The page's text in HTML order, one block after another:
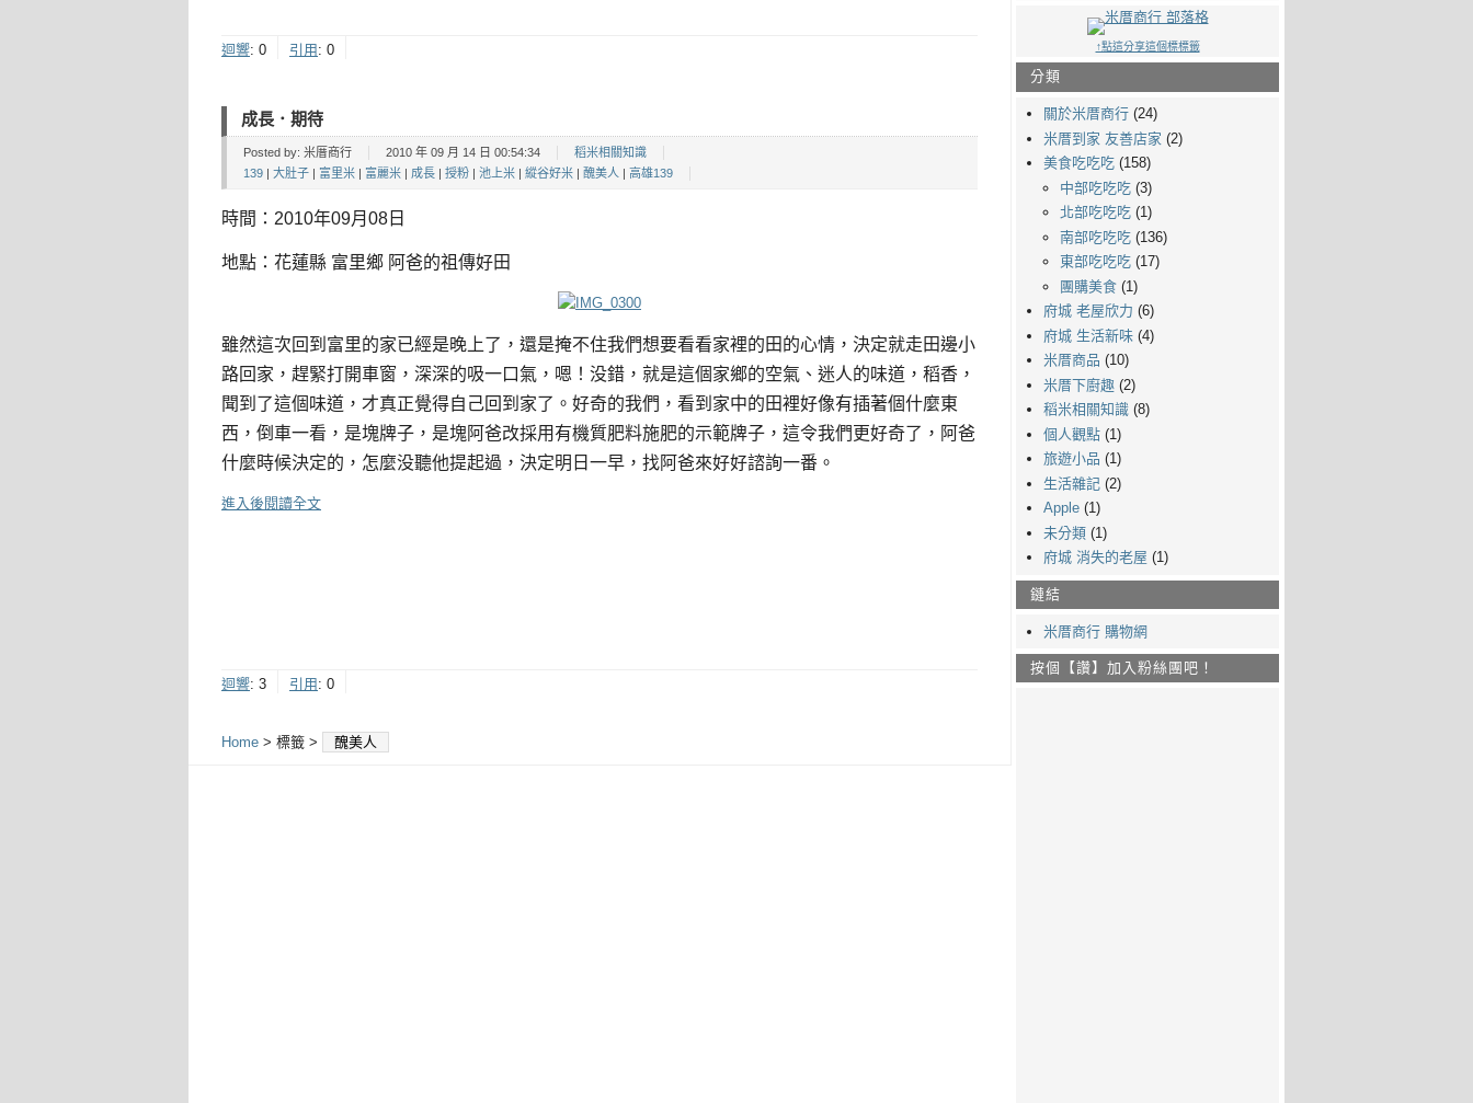
迴響: 0 引用 : 0
成長．期待
Posted by: 米厝商行 2010 年 09 月 14 日 00:54:34
稻米相關知識
139
大肚子 富里米 富麗米 成長 授粉 池上米 縱谷好米 醜美人 高雄139
時間：2010年09月08日
地點：花蓮縣 富里鄉 阿爸的祖傳好田
雖然這次回到富里的家已經是晚上了，還是掩不住我們想要看看家裡的田的心情，決定就走田邊小
路回家，趕緊打開車窗，深深的吸一口氣，嗯！没錯，就是這個家鄉的空氣、迷人的味道，稻香，
聞到了這個味道，才真正覺得自己回到家了。好奇的我們，看到家中的田裡好像有插著個什麼東
西，倒車一看，是塊牌子，是塊阿爸改採用有機質肥料施肥的示範牌子，這令我們更好奇了，阿爸
什麼時候決定的，怎麼没聽他提起過，決定明日一早，找阿爸來好好諮詢一番。
進入後閱讀全文
迴響: 3 引用 : 0
Home > 標籤 > 醜美人
↑點這分享這個標標籤
分類
關於米厝商行 (24)
米厝到家 友善店家 (2)
美食吃吃吃 (158)
中部吃吃吃 (3)
北部吃吃吃 (1)
南部吃吃吃 (136)
東部吃吃吃 (17)
團購美食 (1)
府城 老屋欣力 (6)
府城 生活新味 (4)
米厝商品 (10)
米厝下廚趣 (2)
稻米相關知識 (8)
個人觀點 (1)
旅遊小品 (1)
生活雜記 (2)
Apple (1)
未分類 (1)
府城 消失的老屋 (1)
鏈結
米厝商行 購物網
按個【讚】加入粉絲團吧！